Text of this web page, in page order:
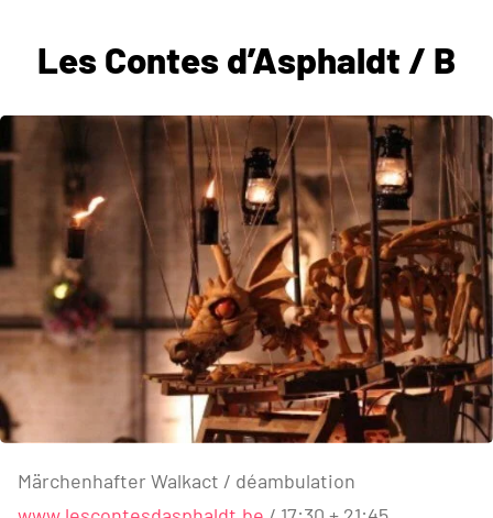
Les Contes d’Asphaldt / B
Märchenhafter Walkact / déambulation